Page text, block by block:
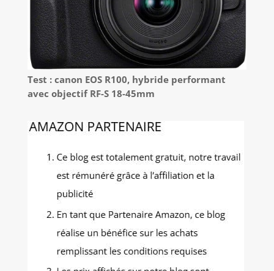
Test : canon EOS R100, hybride performant
avec objectif RF-S 18-45mm